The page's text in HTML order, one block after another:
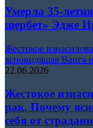
Умерла 35-
щербет» Эдже
Жестокое
ясновидящая Ванга
22.06.2026
Жестокое
рак. Почему
себя от